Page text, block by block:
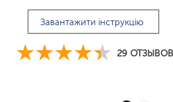
Завантажити інструкцію
29 ОТЗЫВОВ